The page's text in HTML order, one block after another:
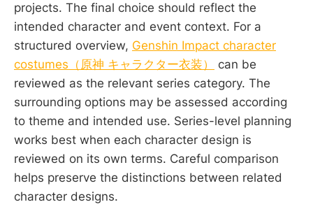
projects. The final choice should reflect the
intended character and event context. For a
structured overview, Genshin Impact character
costumes（原神 キャラクター衣装）
can be
reviewed as the relevant series category. The
surrounding options may be assessed according
to theme and intended use. Series-level planning
works best when each character design is
reviewed on its own terms. Careful comparison
helps preserve the distinctions between related
character designs.